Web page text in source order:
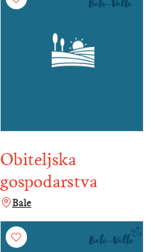
Obiteljska
gospodarstva
Bale